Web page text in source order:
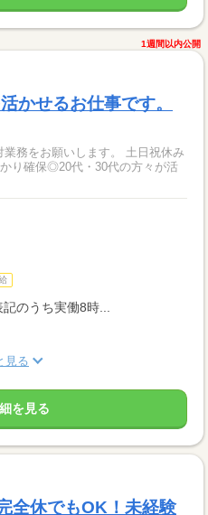
1週間以内公開
かせるお仕事です。
務をお願いします。 土日祝休み
り確保◎20代・30代の方々が活
のうち実働8時...
見る
を見る
全休でもOK！未経験